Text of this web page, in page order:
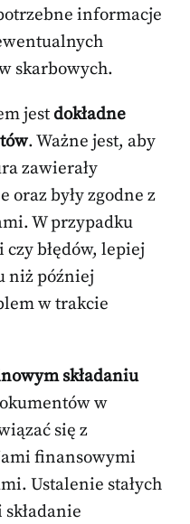
informacje
skarbowych.
jestdokładne
. Ważne jest, aby
zawierały
oraz były zgodne z
W przypadku
błędów, lepiej
niż później
w trakcie
składaniu
w
się z
finansowymi
Ustalenie stałych